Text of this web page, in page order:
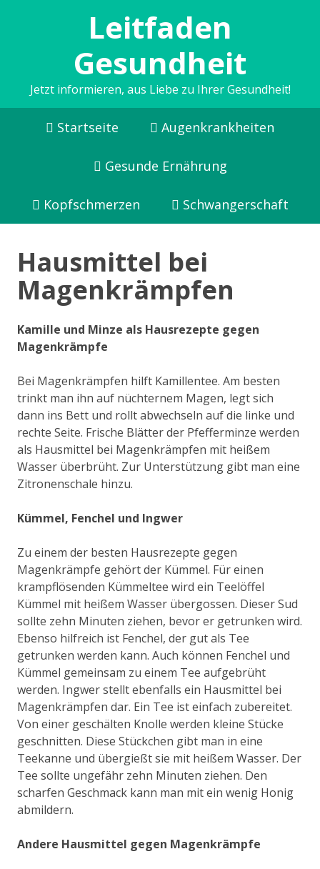
Leitfaden
Gesundheit
Jetzt informieren, aus Liebe zu Ihrer Gesundheit!
Startseite Augenkrankheiten
Gesunde Ernährung
Kopfschmerzen Schwangerschaft
Hausmittel bei
Magenkrämpfen
Kamille und Minze als Hausrezepte gegen
Magenkrämpfe
Bei Magenkrämpfen hilft Kamillentee. Am besten
trinkt man ihn auf nüchternem Magen, legt sich
dann ins Bett und rollt abwechseln auf die linke und
rechte Seite. Frische Blätter der Pfefferminze werden
als Hausmittel bei Magenkrämpfen mit heißem
Wasser überbrüht. Zur Unterstützung gibt man eine
Zitronenschale hinzu.
Kümmel, Fenchel und Ingwer
Zu einem der besten Hausrezepte gegen
Magenkrämpfe gehört der Kümmel. Für einen
krampflösenden Kümmeltee wird ein Teelöffel
Kümmel mit heißem Wasser übergossen. Dieser Sud
sollte zehn Minuten ziehen, bevor er getrunken wird.
Ebenso hilfreich ist Fenchel, der gut als Tee
getrunken werden kann. Auch können Fenchel und
Kümmel gemeinsam zu einem Tee aufgebrüht
werden. Ingwer stellt ebenfalls ein Hausmittel bei
Magenkrämpfen dar. Ein Tee ist einfach zubereitet.
Von einer geschälten Knolle werden kleine Stücke
geschnitten. Diese Stückchen gibt man in eine
Teekanne und übergießt sie mit heißem Wasser. Der
Tee sollte ungefähr zehn Minuten ziehen. Den
scharfen Geschmack kann man mit ein wenig Honig
abmildern.
Andere Hausmittel gegen Magenkrämpfe